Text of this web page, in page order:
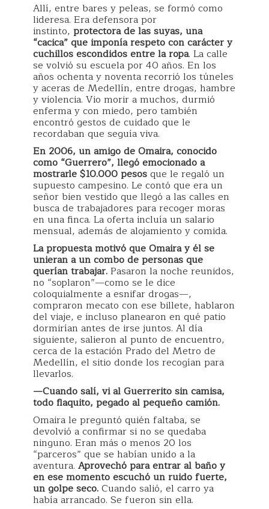
Allí, entre bares y peleas, se formó como
lideresa. Era defensora por
instinto, protectora de las suyas, una
“cacica” que imponía respeto con carácter y
cuchillos escondidos entre la ropa. La calle
se volvió su escuela por 40 años. En los
años ochenta y noventa recorrió los túneles
y aceras de Medellín, entre drogas, hambre
y violencia. Vio morir a muchos, durmió
enferma y con miedo, pero también
encontró gestos de cuidado que le
recordaban que seguía viva.
En 2006, un amigo de Omaira, conocido
como “Guerrero”, llegó emocionado a
mostrarle $10.000 pesosque le regaló un
supuesto campesino. Le contó que era un
señor bien vestido que llegó a las calles en
busca de trabajadores para recoger moras
en una finca. La oferta incluía un salario
mensual, además de alojamiento y comida.
La propuesta motivó que Omaira y él se
unieran a un combo de personas que
querían trabajar.Pasaron la noche reunidos,
no “soplaron”—como se le dice
coloquialmente a esnifar drogas—,
compraron mecato con ese billete, hablaron
del viaje, e incluso planearon en qué patio
dormirían antes de irse juntos. Al día
siguiente, salieron al punto de encuentro,
cerca de la estación Prado del Metro de
Medellín, el sitio donde los recogían para
llevarlos.
—Cuando salí, vi al Guerrerito sin camisa,
todo flaquito, pegado al pequeño camión.
Omaira le preguntó quién faltaba, se
devolvió a confirmar si no se quedaba
ninguno. Eran más o menos 20 los
“parceros” que se habían unido a la
aventura. Aprovechó para entrar al baño y
en ese momento escuchó un ruido fuerte,
un golpe seco.Cuando salió, el carro ya
había arrancado. Se fueron sin ella.